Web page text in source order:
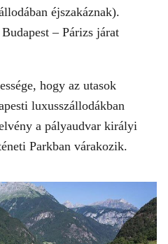
éjszakáznak).
Budapest – Párizs járat
hogy az utasok
luxusszállodákban
a pályaudvar királyi
Parkban várakozik.